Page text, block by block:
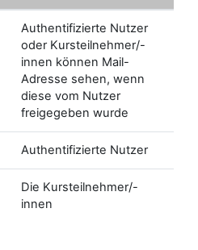
Authentifizierte Nutzer
oder Kursteilnehmer/-
innen können Mail-
Adresse sehen, wenn
diese vom Nutzer
freigegeben wurde
Authentifizierte Nutzer
Die Kursteilnehmer/-
innen